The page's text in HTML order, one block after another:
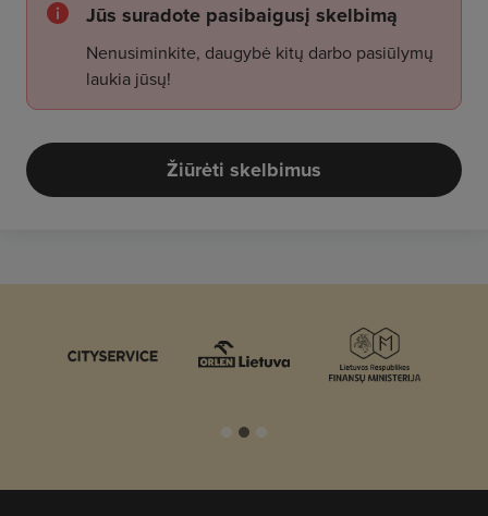
Jūs suradote pasibaigusį skelbimą
Nenusiminkite, daugybė kitų darbo pasiūlymų
laukia jūsų!
Žiūrėti skelbimus